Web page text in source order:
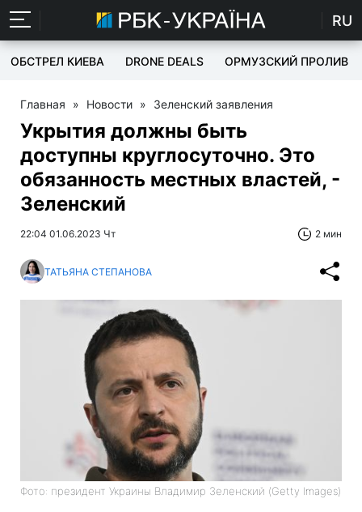
RU
ОБСТРЕЛ КИЕВА DRONE DEALS ОРМУЗСКИЙ ПРОЛИВ
Главная » Новости » Зеленский заявления
Укрытия должны быть
доступны круглосуточно. Это
обязанность местных властей, -
Зеленский
22:04 01.06.2023 Чт 2 мин
ТАТЬЯНА СТЕПАНОВА
Фото: президент Украины Владимир Зеленский (Getty Images)